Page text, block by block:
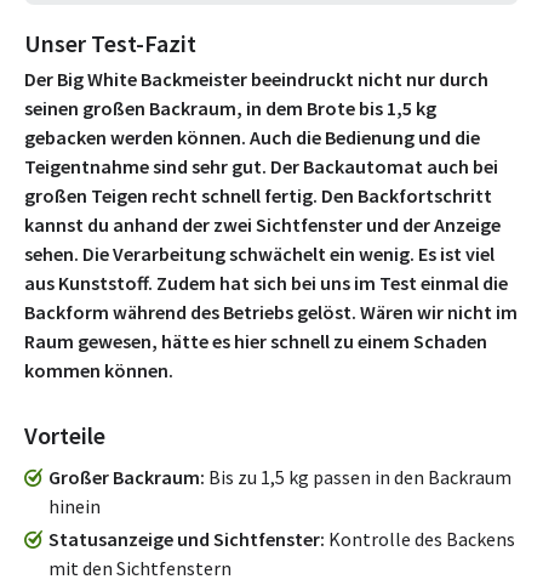
Unser Test-Fazit
Der Big White Backmeister beeindruckt nicht nur durch
seinen großen Backraum, in dem Brote bis 1,5 kg
gebacken werden können. Auch die Bedienung und die
Teigentnahme sind sehr gut. Der Backautomat auch bei
großen Teigen recht schnell fertig. Den Backfortschritt
kannst du anhand der zwei Sichtfenster und der Anzeige
sehen. Die Verarbeitung schwächelt ein wenig. Es ist viel
aus Kunststoff. Zudem hat sich bei uns im Test einmal die
Backform während des Betriebs gelöst. Wären wir nicht im
Raum gewesen, hätte es hier schnell zu einem Schaden
kommen können.
Vorteile
Großer Backraum Bis zu 1,5 kg passen in den Backraum
hinein
Statusanzeige und Sichtfenster Kontrolle des Backens
mit den Sichtfenstern